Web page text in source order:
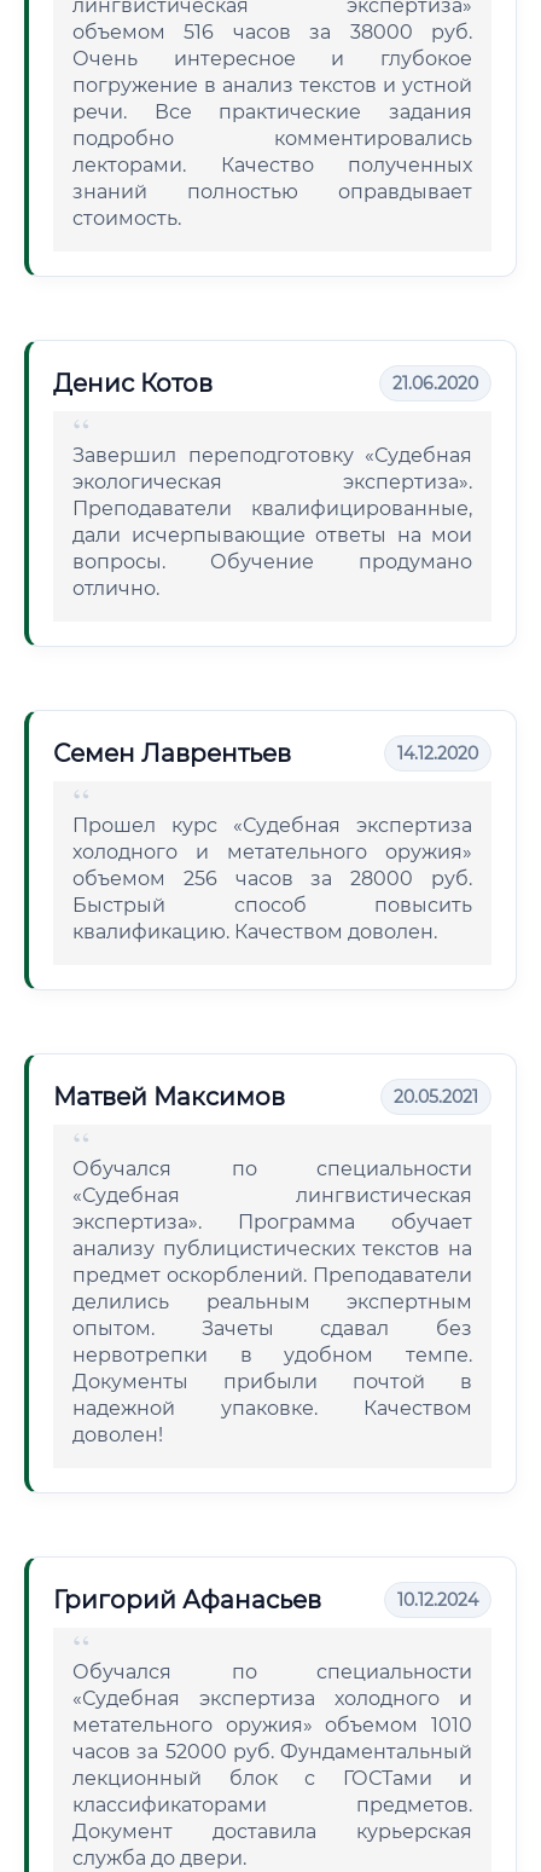
лингвистическая экспертиза»
объемом 516 часов за 38000 руб.
Очень интересное и глубокое
погружение в анализ текстов и устной
речи. Все практические задания
подробно комментировались
лекторами. Качество полученных
знаний полностью оправдывает
стоимость.
Денис Котов 21.06.2020
Завершил переподготовку «Судебная
экологическая экспертиза».
Преподаватели квалифицированные,
дали исчерпывающие ответы на мои
вопросы. Обучение продумано
отлично.
Семен Лаврентьев 14.12.2020
Прошел курс «Судебная экспертиза
холодного и метательного оружия»
объемом 256 часов за 28000 руб.
Быстрый способ повысить
квалификацию. Качеством доволен.
Матвей Максимов 20.05.2021
Обучался по специальности
«Судебная лингвистическая
экспертиза». Программа обучает
анализу публицистических текстов на
предмет оскорблений. Преподаватели
делились реальным экспертным
опытом. Зачеты сдавал без
нервотрепки в удобном темпе.
Документы прибыли почтой в
надежной упаковке. Качеством
доволен!
Григорий Афанасьев 10.12.2024
Обучался по специальности
«Судебная экспертиза холодного и
метательного оружия» объемом 1010
часов за 52000 руб. Фундаментальный
лекционный блок с ГОСТами и
классификаторами предметов.
Документ доставила курьерская
служба до двери.